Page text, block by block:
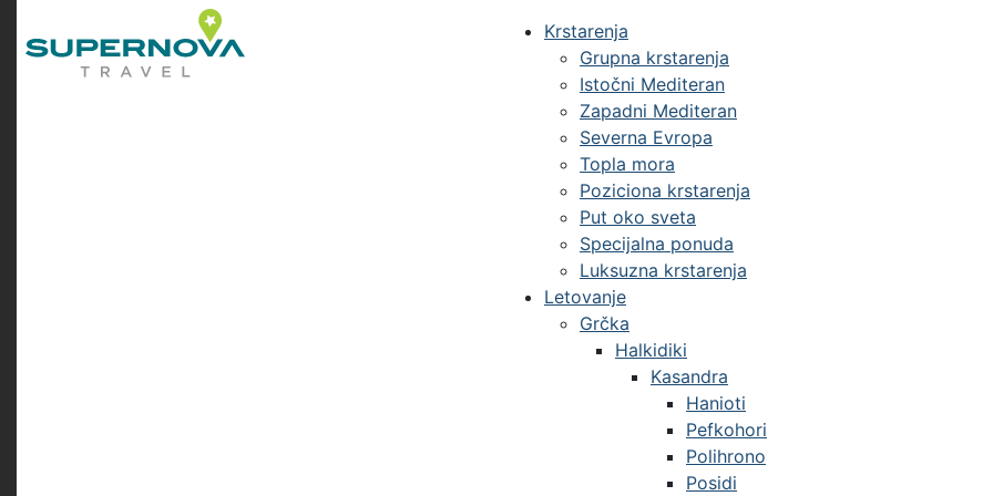
Krstarenja
Grupna krstarenja
Istočni Mediteran
Zapadni Mediteran
Severna Evropa
Topla mora
Poziciona krstarenja
Put oko sveta
Specijalna ponuda
Luksuzna krstarenja
Letovanje
Grčka
Halkidiki
Kasandra
Hanioti
Pefkohori
Polihrono
Posidi